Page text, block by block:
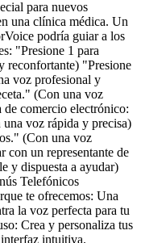
para nuevos
una clínica médica. Un
podría guiar a los
"Presione 1 para
reconfortante) "Presione
voz profesional y
(Con una voz
de comercio electrónico:
voz rápida y precisa)
(Con una voz
con un representante de
y dispuesta a ayudar)
Telefónicos
te ofrecemos: Una
la voz perfecta para tu
Crea y personaliza tus
intuitiva.